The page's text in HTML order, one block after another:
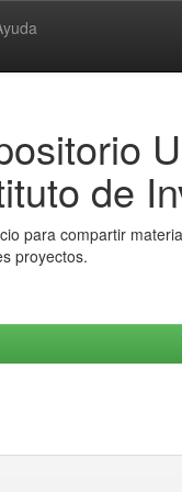
de
para compartir
proyectos.